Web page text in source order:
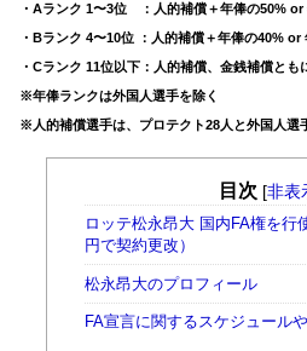
・Aランク 1〜3位 ：人的補償＋年俸の50% or
・Bランク 4〜10位 ：人的補償＋年俸の40% or
・Cランク 11位以下：人的補償、金銭補償とも
※年俸ランクは外国人選手を除く
※人的補償選手は、プロテクト28人と外国人選
目次 [非表
ロッテ松永昂大 国内FA権を
円で契約更改）
松永昂大のプロフィール
FA宣言に関するスケジュール